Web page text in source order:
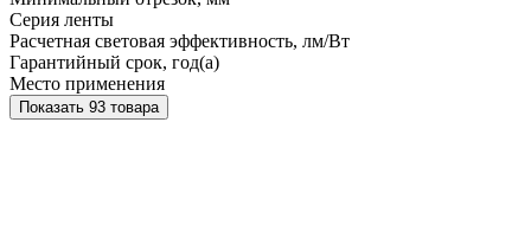
Серия ленты
Расчетная световая эффективность, лм/Вт
Гарантийный срок, год(а)
Место применения
Показать 93 товара